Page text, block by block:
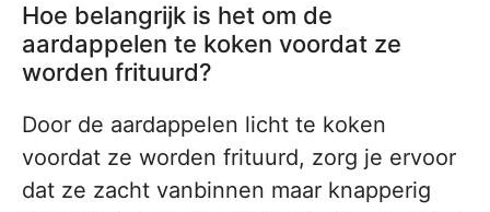
Hoe belangrijk is het om de
aardappelen te koken voordat ze
worden frituurd?
Door de aardappelen licht te koken
voordat ze worden frituurd, zorg je ervoor
dat ze zacht vanbinnen maar knapperig